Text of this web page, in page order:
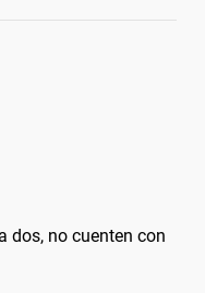
dos, no cuenten con